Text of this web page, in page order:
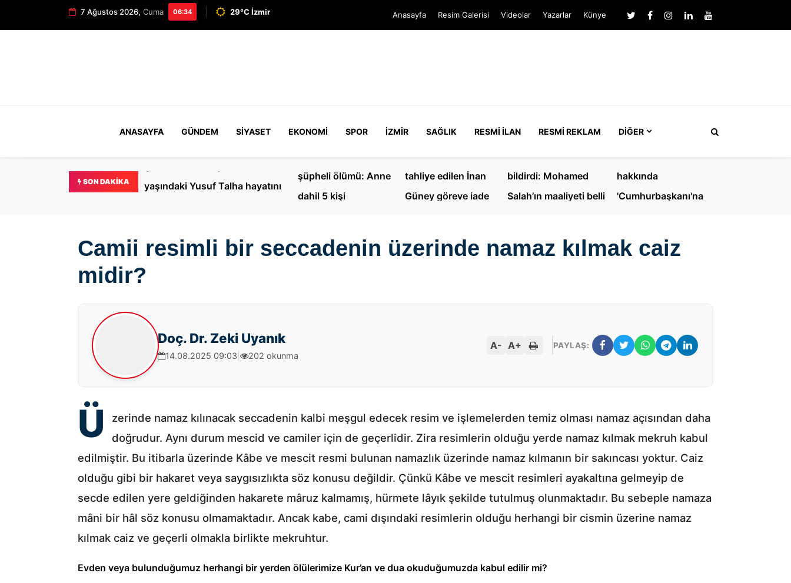
7 Ağustos 2026, Cuma 06:34 29°C İzmir Anasayfa Resim Galerisi Videolar Yazarlar Künye
ANASAYFA GÜNDEM SIYASET EKONOMI SPOR İZMIR SAĞLIK RESMI İLAN RESMI REKLAM DIĞER
SON DAKIKA
Çanakkale’de ilaçlama faciası: 9
yaşındaki Yusuf Talha hayatını
şüpheli ölümü: Anne
dahil 5 kişi
tahliye edilen İnan
Güney göreve iade
bildirdi: Mohamed
Salah’ın maaliyeti belli
hakkında
'Cumhurbaşkanı'na
Camii resimli bir seccadenin üzerinde namaz kılmak
caiz midir?
Doç. Dr. Zeki Uyanık
14.08.2025 09:03| 202 okunma
A- A+ PAYLAŞ:
Ü
zerinde namaz kılınacak seccadenin kalbi meşgul edecek resim ve işlemelerden temiz olması namaz açısından daha
doğrudur. Aynı durum mescid ve camiler için de geçerlidir. Zira resimlerin olduğu yerde namaz kılmak mekruh kabul
edilmiştir. Bu itibarla üzerinde Kâbe ve mescit resmi bulunan namazlık üzerinde namaz kılmanın bir sakıncası yoktur. Caiz
olduğu gibi bir hakaret veya saygısızlıkta söz konusu değildir. Çünkü Kâbe ve mescit resimleri ayakaltına gelmeyip de
secde edilen yere geldiğinden hakarete mâruz kalmamış, hürmete lâyık şekilde tutulmuş olunmaktadır. Bu sebeple namaza
mâni bir hâl söz konusu olmamaktadır. Ancak kabe, cami dışındaki resimlerin olduğu herhangi bir cismin üzerine namaz
kılmak caiz ve geçerli olmakla birlikte mekruhtur.
Evden veya bulunduğumuz herhangi bir yerden ölülerimize Kur’an ve dua okuduğumuzda kabul edilir mi?